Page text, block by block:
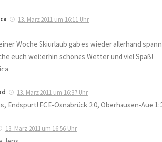
13. März 2011 um 16:11 Uhr
Woche Skiurlaub gab es wieder allerhand
euch weiterhin schönes Wetter und viel Spaß!
13. März 2011 um 16:37 Uhr
Endspurt! FCE-Osnabrück 2:0, Oberhausen-Aue
13. März 2011 um 16:56 Uhr